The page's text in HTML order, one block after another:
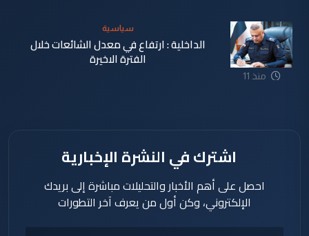
منذ 11
سياسية
الداخلية : ارتفاع في معدل الشائعات خلال
الفترة الاخيرة
اشترك في النشرة الإخبارية
احصل على أهم الأخبار والتحليلات مباشرة إلى بريدك
الإلكتروني، وكن أول من يعرف آخر التطورات